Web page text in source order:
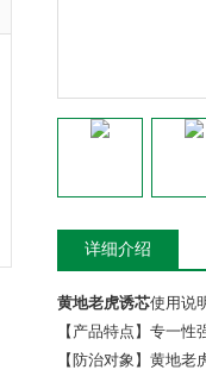
详细介绍
黄地老虎诱芯使用说
【产品特点】专一
【防治对象】黄地